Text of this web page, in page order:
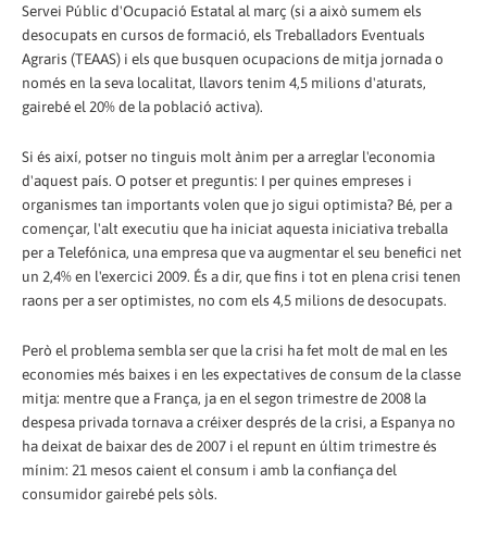
Servei Públic d'Ocupació Estatal al març (si a això sumem els
desocupats en cursos de formació, els Treballadors Eventuals
Agraris (TEAAS) i els que busquen ocupacions de mitja jornada o
només en la seva localitat, llavors tenim 4,5 milions d'aturats,
gairebé el 20% de la població activa).
Si és així, potser no tinguis molt ànim per a arreglar l'economia
d'aquest país. O potser et preguntis: I per quines empreses i
organismes tan importants volen que jo sigui optimista? Bé, per a
començar, l'alt executiu que ha iniciat aquesta iniciativa treballa
per a Telefónica, una empresa que va augmentar el seu benefici net
un 2,4% en l'exercici 2009. És a dir, que fins i tot en plena crisi tenen
raons per a ser optimistes, no com els 4,5 milions de desocupats.
Però el problema sembla ser que la crisi ha fet molt de mal en les
economies més baixes i en les expectatives de consum de la classe
mitja: mentre que a França, ja en el segon trimestre de 2008 la
despesa privada tornava a créixer després de la crisi, a Espanya no
ha deixat de baixar des de 2007 i el repunt en últim trimestre és
mínim: 21 mesos caient el consum i amb la confiança del
consumidor gairebé pels sòls.